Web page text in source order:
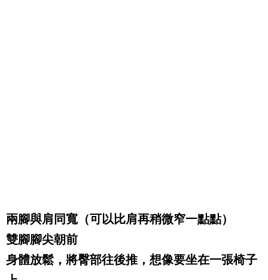
兩腳與肩同寬（可以比肩再稍微窄一點點）
雙腳腳尖朝前
身體放鬆，將臀部往後推，想像要坐在一張椅子